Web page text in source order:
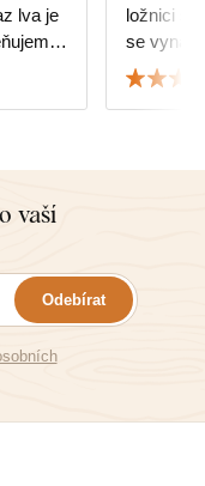
lva je
ložnici
se
se
3D
nákup.
vaší
Odebírat